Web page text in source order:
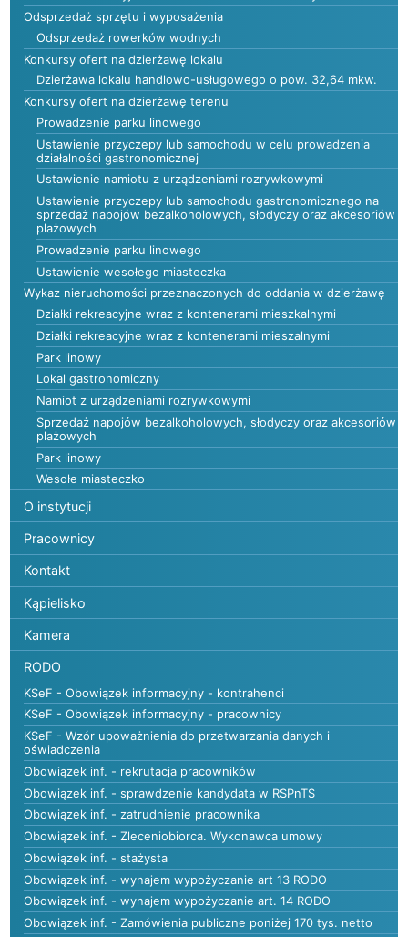
Odsprzedaż sprzętu i wyposażenia
Odsprzedaż rowerków wodnych
Konkursy ofert na dzierżawę lokalu
Dzierżawa lokalu handlowo-usługowego o pow. 32,64 mkw.
Konkursy ofert na dzierżawę terenu
Prowadzenie parku linowego
Ustawienie przyczepy lub samochodu w celu prowadzenia
działalności gastronomicznej
Ustawienie namiotu z urządzeniami rozrywkowymi
Ustawienie przyczepy lub samochodu gastronomicznego na
sprzedaż napojów bezalkoholowych, słodyczy oraz akcesoriów
plażowych
Prowadzenie parku linowego
Ustawienie wesołego miasteczka
Wykaz nieruchomości przeznaczonych do oddania w dzierżawę
Działki rekreacyjne wraz z kontenerami mieszkalnymi
Działki rekreacyjne wraz z kontenerami mieszalnymi
Park linowy
Lokal gastronomiczny
Namiot z urządzeniami rozrywkowymi
Sprzedaż napojów bezalkoholowych, słodyczy oraz akcesoriów
plażowych
Park linowy
Wesołe miasteczko
O instytucji
Pracownicy
Kontakt
Kąpielisko
Kamera
RODO
KSeF - Obowiązek informacyjny - kontrahenci
KSeF - Obowiązek informacyjny - pracownicy
KSeF - Wzór upoważnienia do przetwarzania danych i
oświadczenia
Obowiązek inf. - rekrutacja pracowników
Obowiązek inf. - sprawdzenie kandydata w RSPnTS
Obowiązek inf. - zatrudnienie pracownika
Obowiązek inf. - Zleceniobiorca. Wykonawca umowy
Obowiązek inf. - stażysta
Obowiązek inf. - wynajem wypożyczanie art 13 RODO
Obowiązek inf. - wynajem wypożyczanie art. 14 RODO
Obowiązek inf. - Zamówienia publiczne poniżej 170 tys. netto